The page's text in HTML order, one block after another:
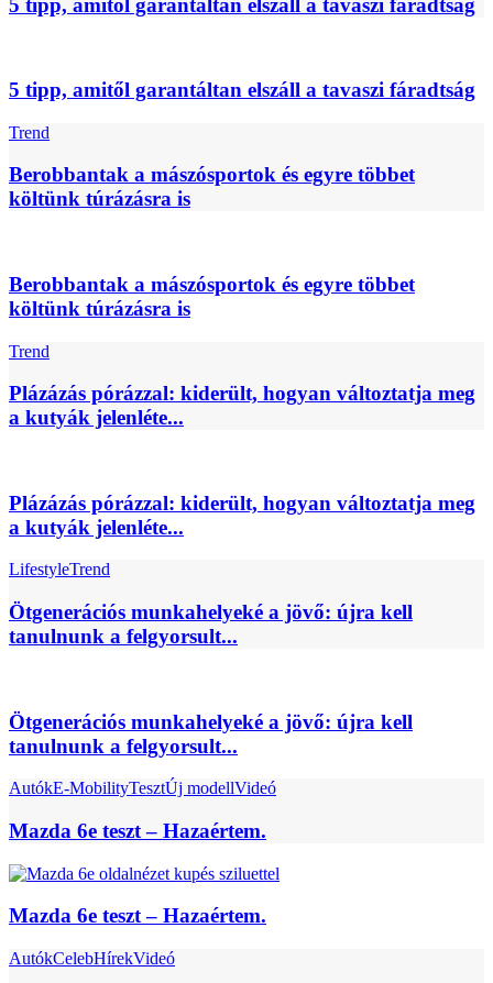
5 tipp, amitől garantáltan elszáll a tavaszi fáradtság
Trend
Berobbantak a mászósportok és egyre többet
költünk túrázásra is
Berobbantak a mászósportok és egyre többet
költünk túrázásra is
Trend
Plázázás pórázzal: kiderült, hogyan változtatja meg
a kutyák jelenléte...
Plázázás pórázzal: kiderült, hogyan változtatja meg
a kutyák jelenléte...
LifestyleTrend
Ötgenerációs munkahelyeké a jövő: újra kell
tanulnunk a felgyorsult...
Ötgenerációs munkahelyeké a jövő: újra kell
tanulnunk a felgyorsult...
AutókE-MobilityTesztÚj modellVideó
Mazda 6e teszt – Hazaértem.
Mazda 6e teszt – Hazaértem.
AutókCelebHírekVideó